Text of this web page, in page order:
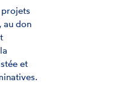
au don
et